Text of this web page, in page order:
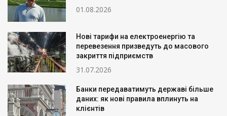
01.08.2026
Нові тарифи на електроенергію та
перевезення призведуть до масового
закриття підприємств
31.07.2026
Банки передаватимуть державі більше
даних: як нові правила вплинуть на
клієнтів